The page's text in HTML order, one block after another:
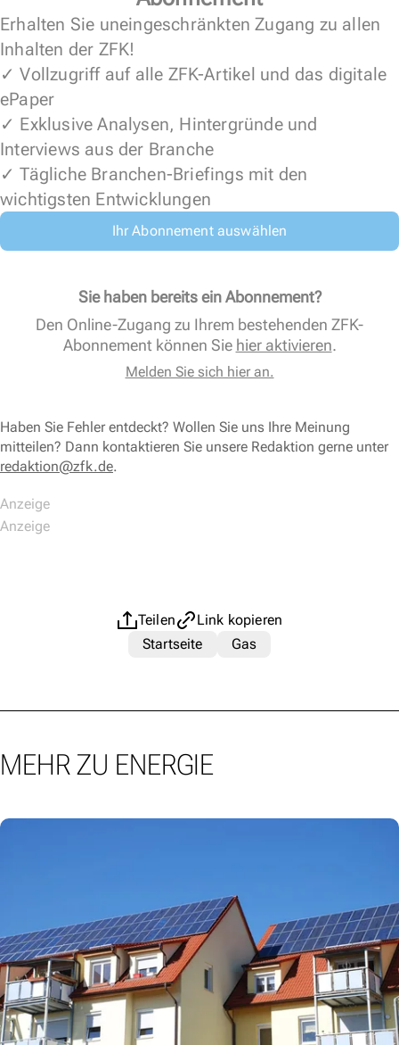
Erhalten Sie uneingeschränkten Zugang zu allen
Inhalten der ZFK!
✓ Vollzugriff auf alle ZFK-Artikel und das digitale
ePaper
✓ Exklusive Analysen, Hintergründe und
Interviews aus der Branche
✓ Tägliche Branchen-Briefings mit den
wichtigsten Entwicklungen
Ihr Abonnement auswählen
Sie haben bereits ein Abonnement?
Den Online-Zugang zu Ihrem bestehenden ZFK-
Abonnement können Sie hier aktivieren.
Melden Sie sich hier an.
Haben Sie Fehler entdeckt? Wollen Sie uns Ihre Meinung
mitteilen? Dann kontaktieren Sie unsere Redaktion gerne unter
redaktion@zfk.de.
Teilen
Link kopieren
Startseite
Gas
MEHR ZU ENERGIE